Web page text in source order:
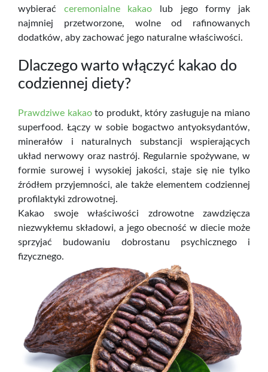
wybierać ceremonialne kakao lub jego formy jak
najmniej przetworzone, wolne od rafinowanych
dodatków, aby zachować jego naturalne właściwości.
Dlaczego warto włączyć kakao do
codziennej diety?
Prawdziwe kakaoto produkt, który zasługuje na miano
superfood. Łączy w sobie bogactwo antyoksydantów,
minerałów i naturalnych substancji wspierających
układ nerwowy oraz nastrój. Regularnie spożywane, w
formie surowej i wysokiej jakości, staje się nie tylko
źródłem przyjemności, ale także elementem codziennej
profilaktyki zdrowotnej.
Kakao swoje właściwości zdrowotne zawdzięcza
niezwykłemu składowi, a jego obecność w diecie może
sprzyjać budowaniu dobrostanu psychicznego i
fizycznego.